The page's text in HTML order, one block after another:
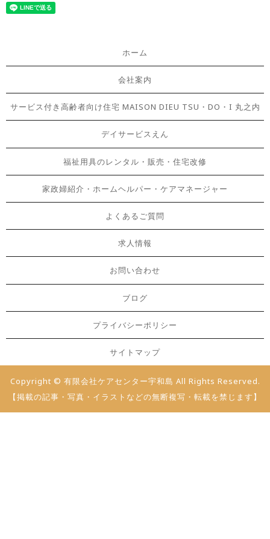
ホーム
会社案内
サービス付き高齢者向け住宅 MAISON DIEU TSU・DO・I 丸之内
デイサービスえん
福祉用具のレンタル・販売・住宅改修
家政婦紹介・ホームヘルパー・ケアマネージャー
よくあるご質問
求人情報
お問い合わせ
ブログ
プライバシーポリシー
サイトマップ
Copyright © 有限会社ケアセンター宇和島 All Rights Reserved.
【掲載の記事・写真・イラストなどの無断複写・転載を禁じます】